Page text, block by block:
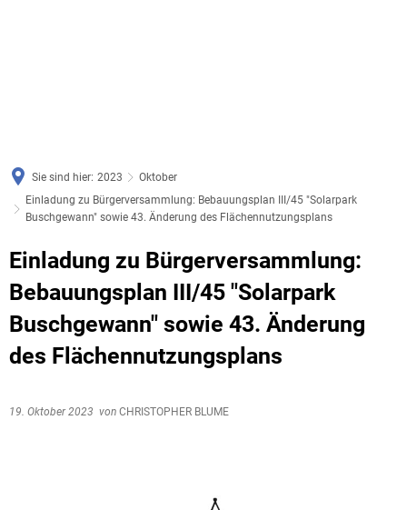
Sie sind hier: 2023
Oktober
Einladung zu Bürgerversammlung: Bebauungsplan III/45 "Solarpark
Buschgewann" sowie 43. Änderung des Flächennutzungsplans
Einladung zu Bürgerversammlung:
Bebauungsplan III/45 "Solarpark
Buschgewann" sowie 43. Änderung
des Flächennutzungsplans
19. Oktober 2023 von CHRISTOPHER BLUME